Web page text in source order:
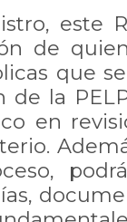
este
de
que
de la
en